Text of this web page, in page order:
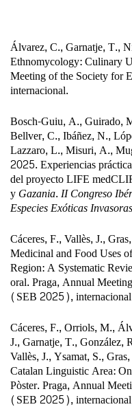
Álvarez, C., Garnatje, T.,
Ethnomycology: Culinary
Meeting of the Society
internacional.
Bosch-Guiu, A., Guirado,
Bellver, C., Ibáñez, N.,
Lazzaro, L., Misuri, A.,
2025. Experiencias
del proyecto LIFE
yGazania.II Congreso
Especies Exóticas Invasoras
Cáceres, F., Vallès, J.,
Medicinal and Food Uses
Region: A Systematic
oral. Praga, Annual
(SEB 2025),
Cáceres, F., Orriols, M.,
J., Garnatje, T., González,
Vallès, J., Ysamat, S.,
Catalan Linguistic Area:
Pòster. Praga, Annual
(SEB 2025),